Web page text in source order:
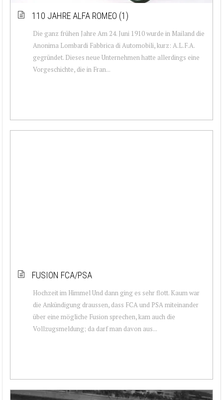
110 JAHRE ALFA ROMEO (1)
Die ganz frühen Jahre Am 24. Juni 1910 wurde in Mailand die
Anonima Lombardi Fabbrica di Automobili, kurz: A.L.F.A.
gegründet. Dieses neue Unternehmen hatte allerdings eine
Vorgeschichte, die in Fran...
FUSION FCA/PSA
Hochzeit im Himmel Und dann ging es sehr flott. Kaum war
die Ankündigung draussen, dass FCA und PSA miteinander
über eine mögliche Fusion sprechen, kam auch die
Vollzugsmeldung; da darf man davon aus...